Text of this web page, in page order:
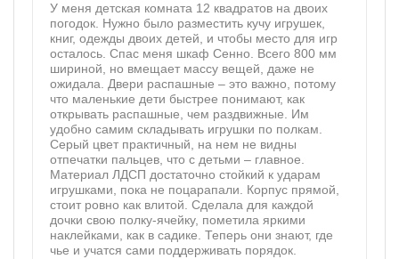
У меня детская комната 12 квадратов на двоих
погодок. Нужно было разместить кучу игрушек,
книг, одежды двоих детей, и чтобы место для игр
осталось. Спас меня шкаф Сенно. Всего 800 мм
шириной, но вмещает массу вещей, даже не
ожидала. Двери распашные – это важно, потому
что маленькие дети быстрее понимают, как
открывать распашные, чем раздвижные. Им
удобно самим складывать игрушки по полкам.
Серый цвет практичный, на нем не видны
отпечатки пальцев, что с детьми – главное.
Материал ЛДСП достаточно стойкий к ударам
игрушками, пока не поцарапали. Корпус прямой,
стоит ровно как влитой. Сделала для каждой
дочки свою полку-ячейку, пометила яркими
наклейками, как в садике. Теперь они знают, где
чье и учатся сами поддерживать порядок.